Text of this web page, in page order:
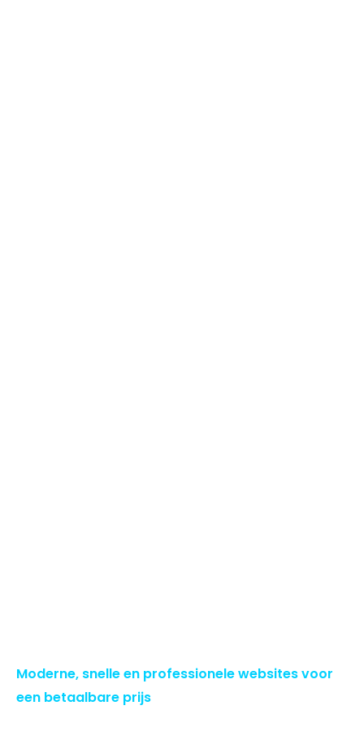
Moderne, snelle en professionele websites voor
een betaalbare prijs